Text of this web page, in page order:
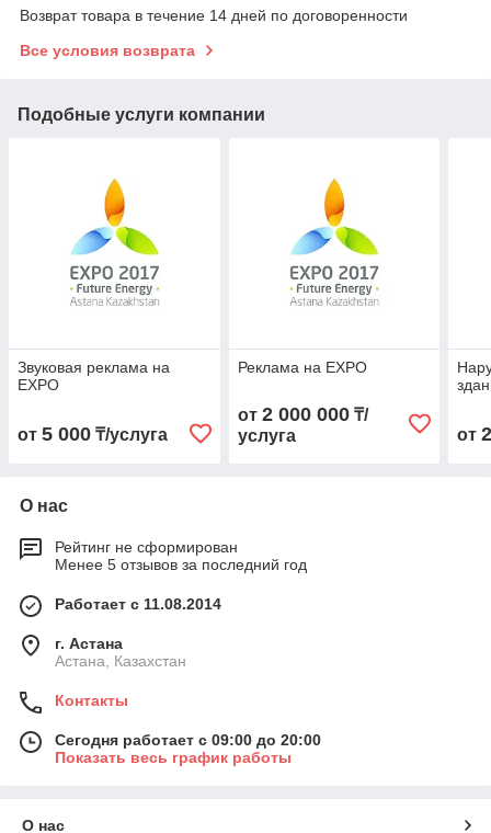
Возврат товара в течение 14 дней по договоренности
Все условия возврата
Подобные услуги компании
Звуковая реклама на
EXPO
от 5 000 ₸/услуга
Реклама на EXPO
от 2 000 000₸/
услуга
от
О нас
Рейтинг не сформирован
Менее 5 отзывов за последний год
Работает с 11.08.2014
г. Астана
Астана, Казахстан
Контакты
Сегодня работает с 09:00 до 20:00
Показать весь график работы
О нас